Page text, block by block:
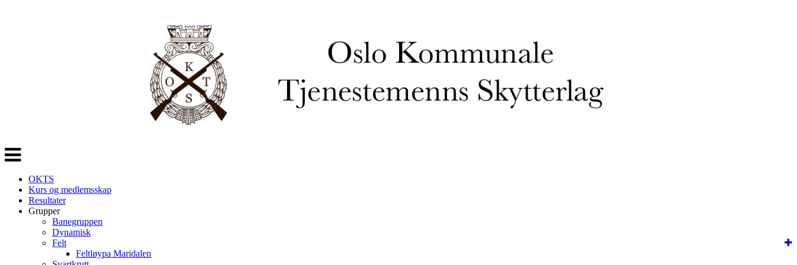
Veksle
navigasjon
OKTS
Kurs og medlemsskap
Resultater
Grupper
Banegruppen
Dynamisk
Felt
Feltløypa Maridalen